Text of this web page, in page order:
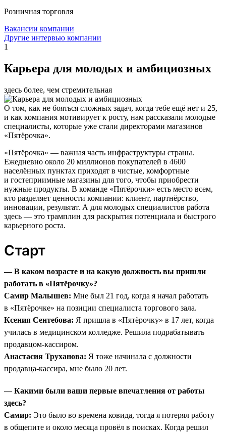
Розничная торговля
Вакансии компании
Другие интервью компании
1
Карьера для молодых и амбициозных
здесь более, чем стремительная
О том, как не бояться сложных задач, когда тебе ещё нет и 25,
и как компания мотивирует к росту, нам рассказали молодые
специалисты, которые уже стали директорами магазинов
«Пятёрочка».
«Пятёрочка» — важная часть инфраструктуры страны.
Ежедневно около 20 миллионов покупателей в 4600
населённых пунктах приходят в чистые, комфортные
и гостеприимные магазины для того, чтобы приобрести
нужные продукты. В команде «Пятёрочки» есть место всем,
кто разделяет ценности компании: клиент, партнёрство,
инновации, результат. А для молодых специалистов работа
здесь — это трамплин для раскрытия потенциала и быстрого
карьерного роста.
Старт
— В каком возрасте и на какую должность вы пришли
работать в «Пятёрочку»?
Самир Малышев: Мне был 21 год, когда я начал работать
в «Пятёрочке» на позиции специалиста торгового зала.
Ксения Сентебова: Я пришла в «Пятёрочку» в 17 лет, когда
училась в медицинском колледже. Решила подрабатывать
продавцом-кассиром.
Анастасия Труханова: Я тоже начинала с должности
продавца-кассира, мне было 20 лет.
— Какими были ваши первые впечатления от работы
здесь?
Самир: Это было во времена ковида, тогда я потерял работу
в общепите и около месяца провёл в поисках. Когда решил